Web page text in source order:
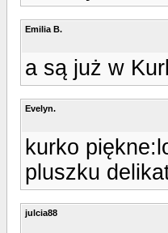
Emilia B.
a są już w
Evelyn.
kurko
pluszku
julcia88